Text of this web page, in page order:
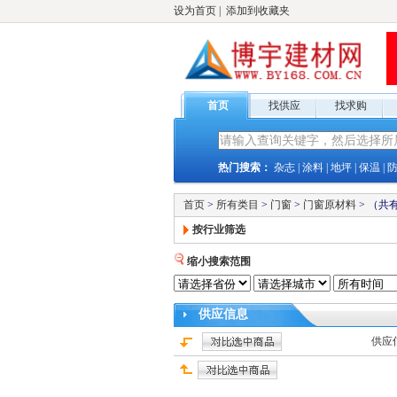
设为首页 添加到收藏夹
首页 找供应 找求购
热门搜索： 杂志 涂料 地坪 保温
首页 > 所有类目 > 门窗 > 门窗原材料 > （共
按行业筛选
缩小搜索范围
供应信息
供应